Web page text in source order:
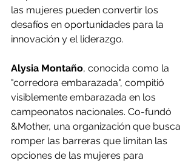
las mujeres pueden convertir los
desafíos en oportunidades para la
innovación y el liderazgo.
Alysia Montaño, conocida como la
"corredora embarazada", compitió
visiblemente embarazada en los
campeonatos nacionales. Co-fundó
&Mother, una organización que busca
romper las barreras que limitan las
opciones de las mujeres para